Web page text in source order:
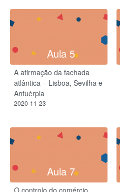
Aula 5
A afirmação da fachada
atlântica – Lisboa, Sevilha e
Antuérpia
2020-11-23
Aula 7